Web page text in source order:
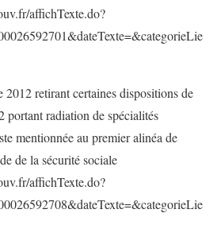
affichTexte.do?
2012 retirant certaines dispositions de
portant radiation de spécialités
mentionnée au premier alinéa de
de la sécurité sociale
affichTexte.do?